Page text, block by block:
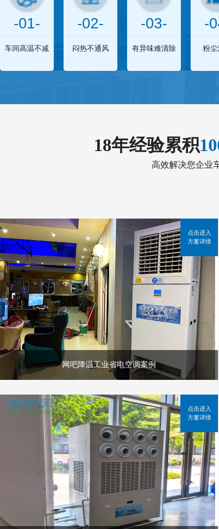
-01-
车间高温不减
-02-
闷热不通风
-03-
有异味难清除
-
粉尘
18年经验累积
高效解决您企业
网吧降温工业省电空调案例
点击进入
方案详情
点击进入
方案详情